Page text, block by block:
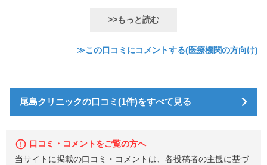
>>もっと読む
≫この口コミにコメントする(医療機関の方向け)
尾島クリニックの口コミ(1件)をすべて見る
口コミ・コメントをご覧の方へ
当サイトに掲載の口コミ・コメントは、各投稿者の主観に基づ